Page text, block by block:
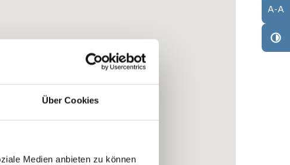
Über Cookies
Medien anbieten zu können
A-A